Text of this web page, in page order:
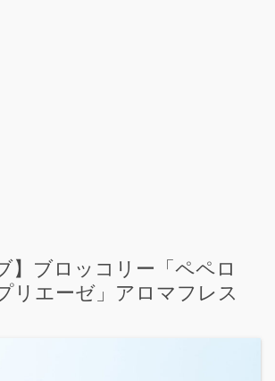
】ブロッコリー「ペペロ
リエーゼ」アロマフレス